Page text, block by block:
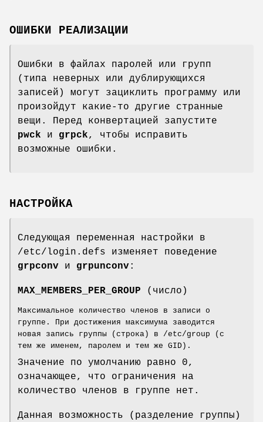
ОШИБКИ РЕАЛИЗАЦИИ
Ошибки в файлах паролей или групп
(типа неверных или дублирующихся
записей) могут зациклить программу или
произойдут какие-то другие странные
вещи. Перед конвертацией запустите
pwck и grpck, чтобы исправить
возможные ошибки.
НАСТРОЙКА
Следующая переменная настройки в
/etc/login.defs изменяет поведение
grpconv и grpunconv:
MAX_MEMBERS_PER_GROUP (число)
Максимальное количество членов в записи о
группе. При достижения максимума заводится
новая запись группы (строка) в /etc/group (с
тем же именем, паролем и тем же GID).
Значение по умолчанию равно 0,
означающее, что ограничения на
количество членов в группе нет.
Данная возможность (разделение группы)